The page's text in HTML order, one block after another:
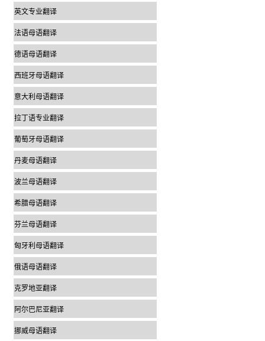
英文专业翻译
法语母语翻译
德语母语翻译
西班牙母语翻译
意大利母语翻译
拉丁语专业翻译
葡萄牙母语翻译
丹麦母语翻译
波兰母语翻译
希腊母语翻译
芬兰母语翻译
匈牙利母语翻译
俄语母语翻译
克罗地亚翻译
阿尔巴尼亚翻译
挪威母语翻译